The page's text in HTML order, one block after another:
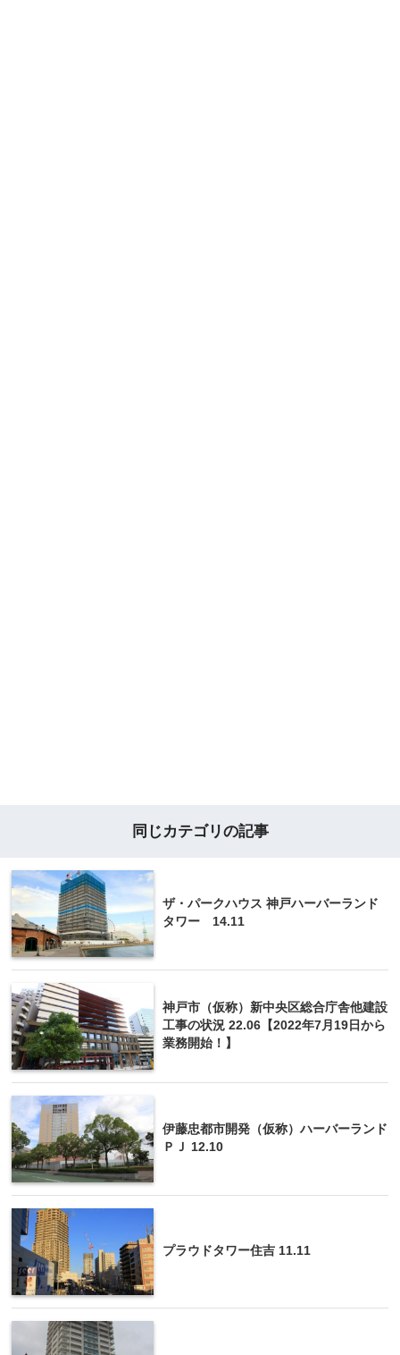
同じカテゴリの記事
ザ・パークハウス 神戸ハーバーランド
タワー 14.11
神戸市（仮称）新中央区総合庁舎他建設
工事の状況 22.06【2022年7月19日から
業務開始！】
伊藤忠都市開発（仮称）ハーバーランド
ＰＪ 12.10
プラウドタワー住吉 11.11